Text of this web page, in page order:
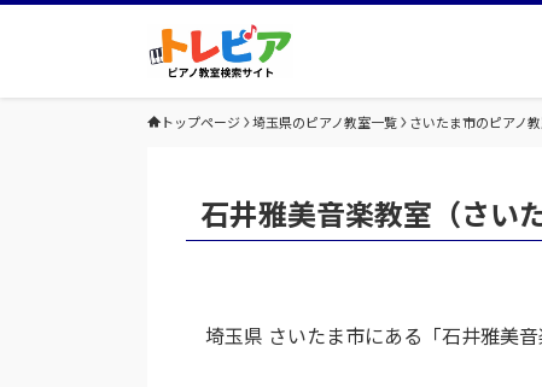
トップページ 埼玉県のピアノ教室一覧 さいたま市のピアノ
石井雅美音楽教室（さいた
埼玉県 さいたま市にある「石井雅美